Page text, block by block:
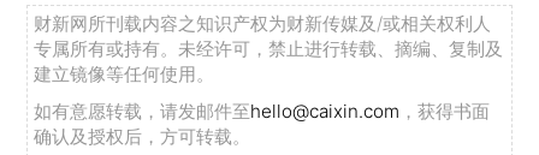
财新网所刊载内容之知识产权为财新传媒及/或相关权利人
专属所有或持有。未经许可，禁止进行转载、摘编、复制及
建立镜像等任何使用。
如有意愿转载，请发邮件至hello@caixin.com ，获得书面
确认及授权后，方可转载。